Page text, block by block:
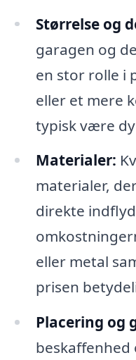
Størrelse og
garagen og
en stor rolle i
eller et mere
typisk være
Materialer:
materialer,
direkte
eller metal
prisen
Placering og
beskaffenhed